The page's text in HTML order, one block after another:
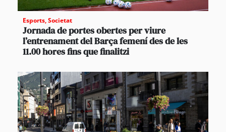
Esports,Societat
Jornada de portes obertes per viure
l’entrenament del Barça femení des de les
11.00 hores fins que finalitzi